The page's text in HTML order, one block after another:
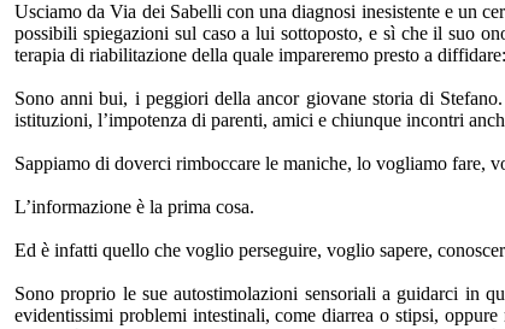
Usciamo da Via dei Sabelli con una diagnosi inesistente e un
possibili spiegazioni sul caso a lui sottoposto, e sì che il suo
terapia di riabilitazione della quale impareremo presto a
Sono anni bui, i peggiori della ancor giovane storia di
istituzioni, l’impotenza di parenti, amici e chiunque incontri
Sappiamo di doverci rimboccare le maniche, lo vogliamo fare,
L’informazione è la prima cosa.
Ed è infatti quello che voglio perseguire, voglio sapere,
Sono proprio le sue autostimolazioni sensoriali a guidarci in
evidentissimi problemi intestinali, come diarrea o stipsi,